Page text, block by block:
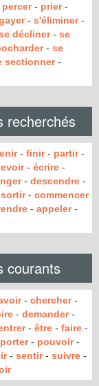
percer- prier-
- s'éliminer-
décliner- se
- se
sectionner-
recherchés
- finir- partir-
- écrire -
- descendre -
sortir- commencer
- appeler-
courants
- chercher-
- demander-
- être - faire -
porter- pouvoir-
- sentir- suivre -